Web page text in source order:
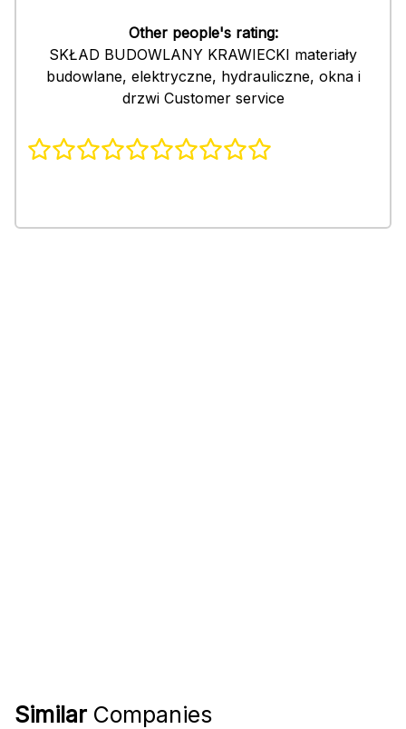
Other people's rating:
SKŁAD BUDOWLANY KRAWIECKI materiały
budowlane, elektryczne, hydrauliczne, okna i
drzwi Customer service
Similar Companies